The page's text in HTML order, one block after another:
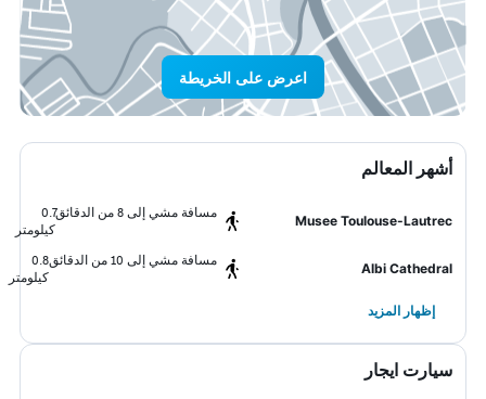
اعرض على الخريطة
أشهر المعالم
Musee Toulouse-Lautrec
مسافة مشي إلى 8 من الدقائق
0.7
كيلومتر
Albi Cathedral
مسافة مشي إلى 10 من الدقائق
0.8
كيلومتر
إظهار المزيد
سيارت ايجار